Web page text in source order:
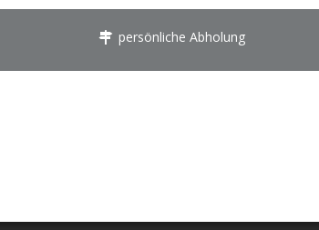
persönliche Abholung